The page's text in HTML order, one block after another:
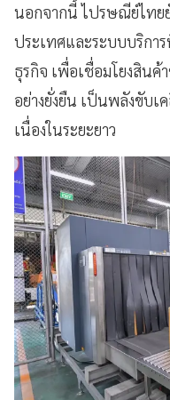
นอกจากนี้ ไปรษณีย์ไทย
ประเทศและระบบบริกา
ธุรกิจ เพื่อเชื่อมโยงสิน
อย่างยั่งยืน เป็นพลังขับเ
เนื่องในระยะยาว